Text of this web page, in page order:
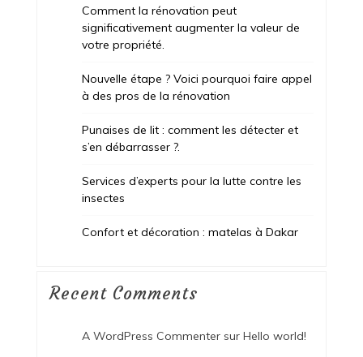
Comment la rénovation peut
significativement augmenter la valeur de
votre propriété.
Nouvelle étape ? Voici pourquoi faire appel
à des pros de la rénovation
Punaises de lit : comment les détecter et
s’en débarrasser ?.
Services d’experts pour la lutte contre les
insectes
Confort et décoration : matelas à Dakar
Recent Comments
A WordPress Commentersur Hello world!